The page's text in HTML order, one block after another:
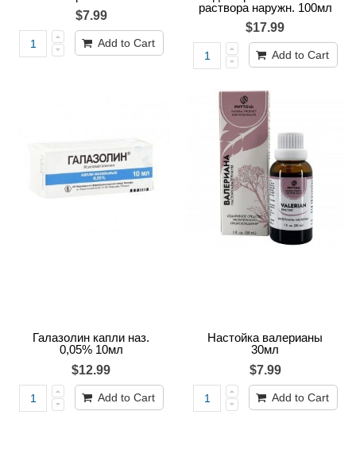
$7.99
Add to Cart
раствора наружн. 100мл
$17.99
Add to Cart
Галазолин капли наз.
0,05% 10мл
$12.99
Add to Cart
Настойка валерианы
30мл
$7.99
Add to Cart